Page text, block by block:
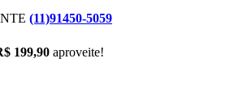
(11)91450-5059
199,90 aproveite!